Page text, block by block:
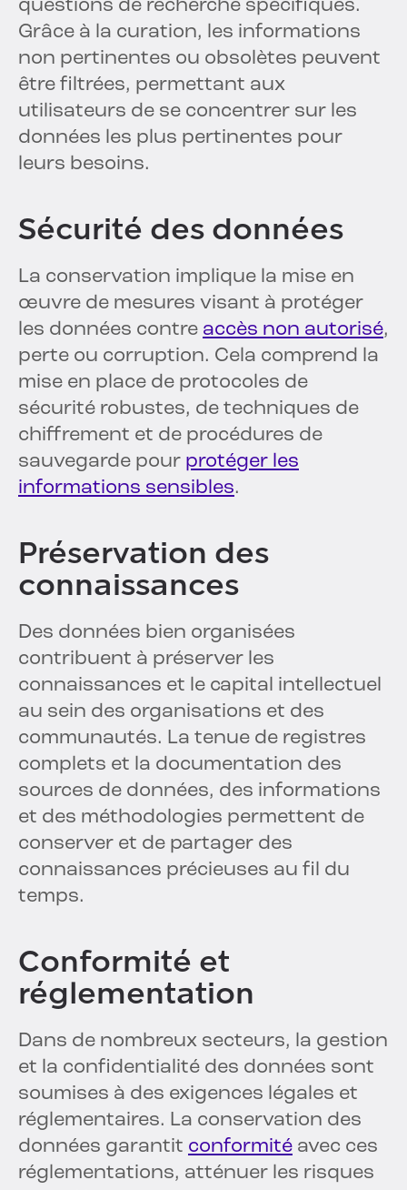
questions de recherche spécifiques.
Grâce à la curation, les informations
non pertinentes ou obsolètes peuvent
être filtrées, permettant aux
utilisateurs de se concentrer sur les
données les plus pertinentes pour
leurs besoins.
Sécurité des données
La conservation implique la mise en
œuvre de mesures visant à protéger
les données contre accès non autorisé,
perte ou corruption. Cela comprend la
mise en place de protocoles de
sécurité robustes, de techniques de
chiffrement et de procédures de
sauvegarde pour protéger les
informations sensibles.
Préservation des
connaissances
Des données bien organisées
contribuent à préserver les
connaissances et le capital intellectuel
au sein des organisations et des
communautés. La tenue de registres
complets et la documentation des
sources de données, des informations
et des méthodologies permettent de
conserver et de partager des
connaissances précieuses au fil du
temps.
Conformité et
réglementation
Dans de nombreux secteurs, la gestion
et la confidentialité des données sont
soumises à des exigences légales et
réglementaires. La conservation des
données garantit conformité avec ces
réglementations, atténuer les risques